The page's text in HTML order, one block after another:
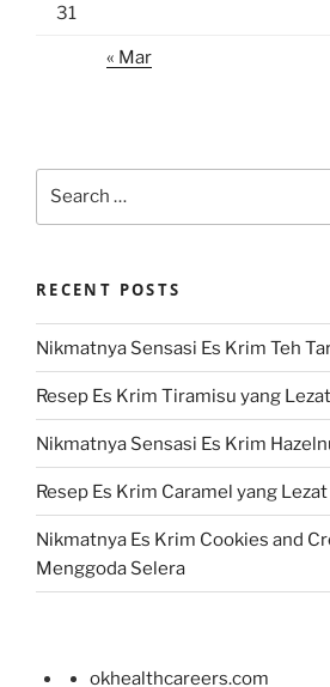
31
« Mar
RECENT POSTS
Nikmatnya Sensasi Es Krim Teh
Resep Es Krim Tiramisu yang
Nikmatnya Sensasi Es Krim
Resep Es Krim Caramel yang
Nikmatnya Es Krim Cookies and
Menggoda Selera
okhealthcareers.com